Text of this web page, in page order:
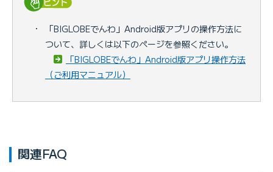
・
「BIGLOBEでんわ」Android版アプリの操作方法に
ついて、詳しくは以下のページを参照ください。
「BIGLOBEでんわ」Android版アプリ操作方法
（ご利用マニュアル）
関連FAQ